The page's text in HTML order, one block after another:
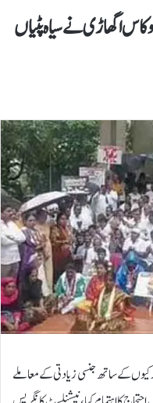
اگھاڑی نے سیاہ پٹیاں
لڑکیوں کے ساتھ جنسی زیادتی کے معاملے